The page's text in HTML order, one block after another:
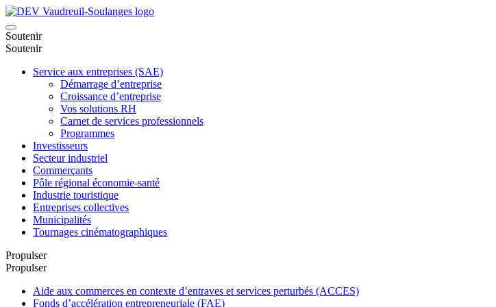
Soutenir
Soutenir
Service aux entreprises (SAE)
Démarrage d’entreprise
Croissance d’entreprise
Vos solutions RH
Carnet de services professionnels
Programmes
Investisseurs
Secteur industriel
Commerçants
Pôle régional économie-santé
Industrie touristique
Entreprises collectives
Municipalités
Tournages cinématographiques
Propulser
Propulser
Aide aux commerces en contexte d’entraves et services perturbés (ACCES)
Fonds d’accélération entrepreneuriale (FAE)